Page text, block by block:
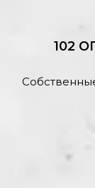
102